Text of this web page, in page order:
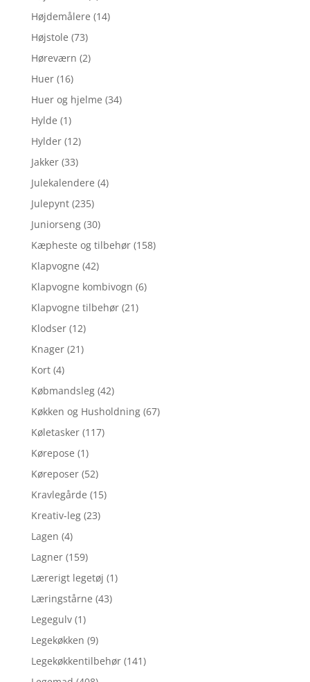
Højdemålere (14)
Højstole (73)
Høreværn (2)
Huer (16)
Huer og hjelme (34)
Hylde (1)
Hylder (12)
Jakker (33)
Julekalendere (4)
Julepynt (235)
Juniorseng (30)
Kæpheste og tilbehør (158)
Klapvogne (42)
Klapvogne kombivogn (6)
Klapvogne tilbehør (21)
Klodser (12)
Knager (21)
Kort (4)
Købmandsleg (42)
Køkken og Husholdning (67)
Køletasker (117)
Kørepose (1)
Køreposer (52)
Kravlegårde (15)
Kreativ-leg (23)
Lagen (4)
Lagner (159)
Lærerigt legetøj (1)
Læringstårne (43)
Legegulv (1)
Legekøkken (9)
Legekøkkentilbehør (141)